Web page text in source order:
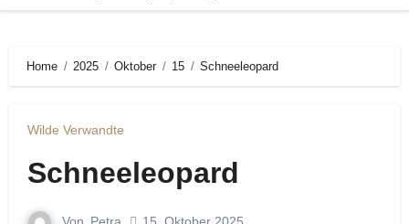
Home 2025 Oktober 15 Schneeleopard
Wilde Verwandte
Schneeleopard